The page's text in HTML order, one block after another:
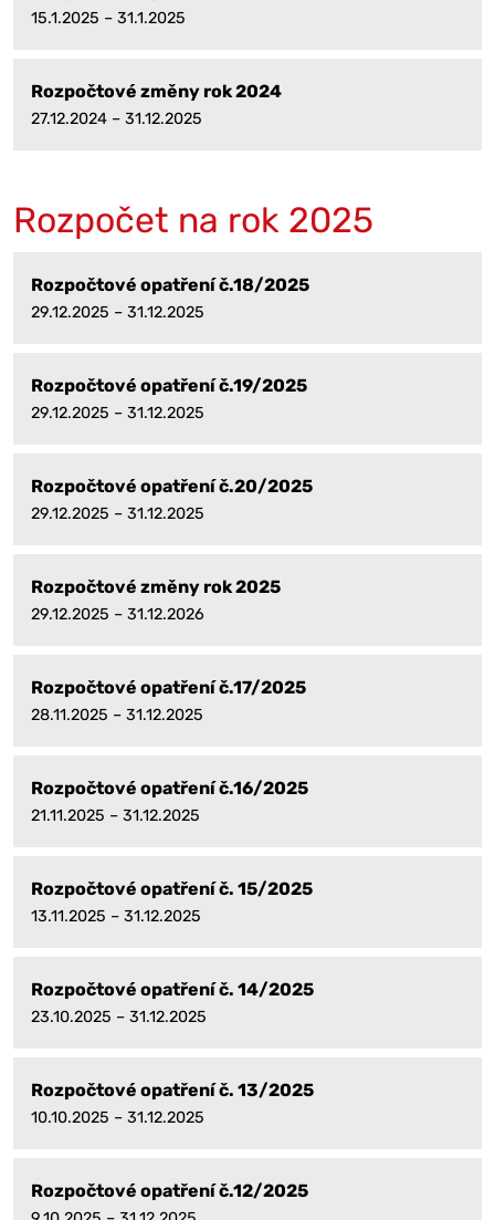
15.1.2025 – 31.1.2025
Rozpočtové změny rok 2024
27.12.2024 – 31.12.2025
Rozpočet na rok 2025
Rozpočtové opatření č.18/2025
29.12.2025 – 31.12.2025
Rozpočtové opatření č.19/2025
29.12.2025 – 31.12.2025
Rozpočtové opatření č.20/2025
29.12.2025 – 31.12.2025
Rozpočtové změny rok 2025
29.12.2025 – 31.12.2026
Rozpočtové opatření č.17/2025
28.11.2025 – 31.12.2025
Rozpočtové opatření č.16/2025
21.11.2025 – 31.12.2025
Rozpočtové opatření č. 15/2025
13.11.2025 – 31.12.2025
Rozpočtové opatření č. 14/2025
23.10.2025 – 31.12.2025
Rozpočtové opatření č. 13/2025
10.10.2025 – 31.12.2025
Rozpočtové opatření č.12/2025